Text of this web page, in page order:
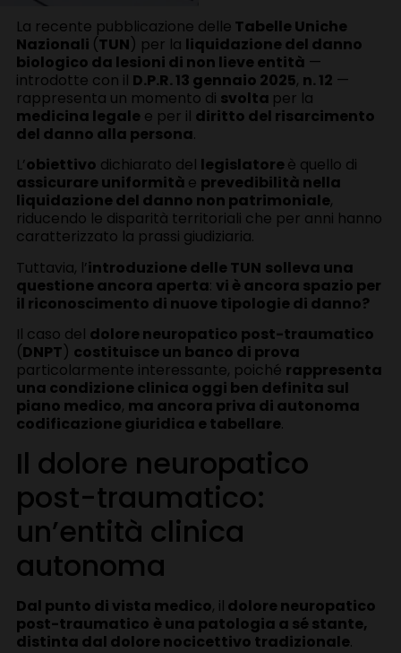
La recente pubblicazione delle Tabelle Uniche
Nazionali (TUN) per la liquidazione del danno
biologico da lesioni di non lieve entità —
introdotte con il D.P.R. 13 gennaio 2025, n. 12 —
rappresenta un momento di svolta per la
medicina legalee per il diritto del risarcimento
del danno alla persona.
L’obiettivo dichiarato del legislatoreè quello di
assicurare uniformità e prevedibilità nella
liquidazione del danno non patrimoniale,
riducendo le disparità territoriali che per anni hanno
caratterizzato la prassi giudiziaria.
Tuttavia, l’introduzione delle TUN solleva una
questione ancora aperta: vi è ancora spazio per
il riconoscimento di nuove tipologie di danno?
Il caso del dolore neuropatico post-traumatico
(DNPT) costituisce un banco di prova
particolarmente interessante, poiché rappresenta
una condizione clinica oggi ben definita sul
piano medico, ma ancora priva di autonoma
codificazione giuridica e tabellare.
Il dolore neuropatico
post-traumatico:
un’entità clinica
autonoma
Dal punto di vista medico, il dolore neuropatico
post-traumatico è una patologia a sé stante,
distinta dal dolore nocicettivo tradizionale.